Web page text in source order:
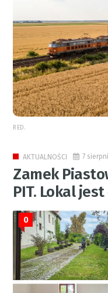
RED.
AKTUALNOŚCI 7
Zamek
PIT. Lokal
0